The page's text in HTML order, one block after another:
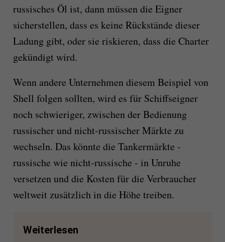
russisches Öl ist, dann müssen die Eigner
sicherstellen, dass es keine Rückstände dieser
Ladung gibt, oder sie riskieren, dass die Charter
gekündigt wird.
Wenn andere Unternehmen diesem Beispiel von
Shell folgen sollten, wird es für Schiffseigner
noch schwieriger, zwischen der Bedienung
russischer und nicht-russischer Märkte zu
wechseln. Das könnte die Tankermärkte -
russische wie nicht-russische - in Unruhe
versetzen und die Kosten für die Verbraucher
weltweit zusätzlich in die Höhe treiben.
Weiterlesen